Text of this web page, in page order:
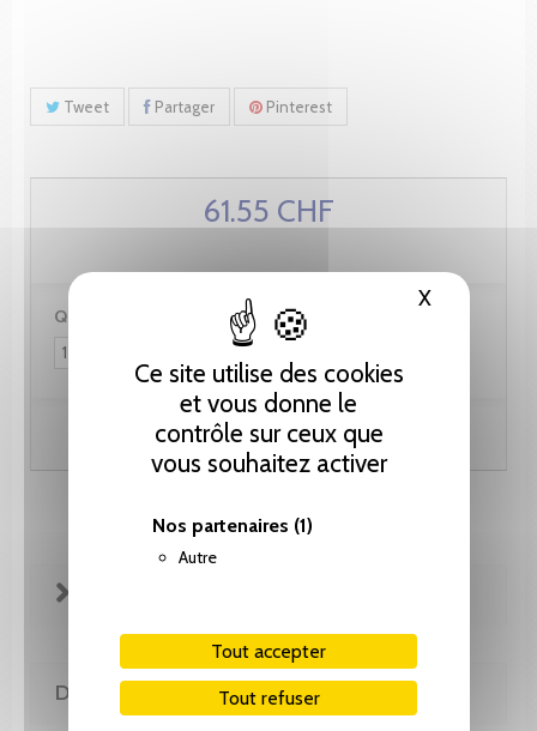
Ce site utilise des cookies
et vous donne le
contrôle sur ceux que
vous souhaitez activer
Nos partenaires (1)
Autre
Tout accepter
Tout refuser
XMasquer
Tweet Partager Pinterest
61.55 CHF
Quantité :
Ajouter au panier
DE MÊME AUTEUR(E)